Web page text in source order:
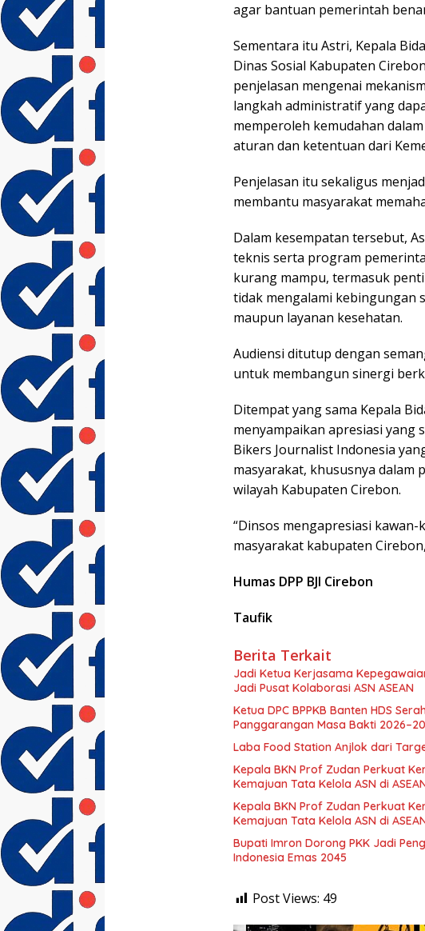
agar bantuan pemerintah
Sementara itu Astri, Kepala
Dinas Sosial Kabupaten
penjelasan mengenai
langkah administratif yang
memperoleh kemudahan
aturan dan ketentuan dari
Penjelasan itu sekaligus
membantu masyarakat
Dalam kesempatan tersebut,
teknis serta program
kurang mampu, termasuk
tidak mengalami kebingungan
maupun layanan kesehatan.
Audiensi ditutup dengan
untuk membangun sinergi
Ditempat yang sama Kepala
menyampaikan apresiasi
Bikers Journalist Indonesia
masyarakat, khususnya dalam
wilayah Kabupaten Cirebon.
“Dinsos mengapresiasi kawan-
masyarakat kabupaten
Humas DPP BJI Cirebon
Taufik
Berita Terkait
Jadi Ketua Kerjasama
Jadi Pusat Kolaborasi ASN ASEAN
Ketua DPC BPPKB Banten HDS
Panggarangan Masa Bakti
Laba Food Station Anjlok dari
Kepala BKN Prof Zudan Perkuat
Kemajuan Tata Kelola ASN di
Kepala BKN Prof Zudan Perkuat
Kemajuan Tata Kelola ASN di
Bupati Imron Dorong PKK Jadi
Indonesia Emas 2045
Post Views: 49